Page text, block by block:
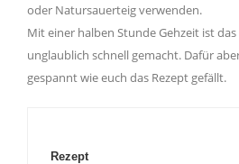
oder Natursauerteig verwenden.
Mit einer halben Stunde Gehzeit ist
unglaublich schnell gemacht. Dafür
gespannt wie euch das Rezept gefällt.
Rezept